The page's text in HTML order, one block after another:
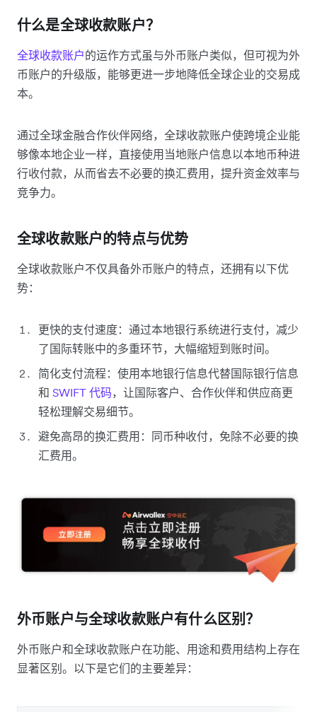
什么是全球收款账户？
全球收款账户的运作方式虽与外币账户类似，但可视为外
币账户的升级版，能够更进一步地降低全球企业的交易成
本。
通过全球金融合作伙伴网络，全球收款账户使跨境企业能
够像本地企业一样，直接使用当地账户信息以本地币种进
行收付款，从而省去不必要的换汇费用，提升资金效率与
竞争力。
全球收款账户的特点与优势
全球收款账户不仅具备外币账户的特点，还拥有以下优
势：
更快的支付速度：通过本地银行系统进行支付，减少
了国际转账中的多重环节，大幅缩短到账时间。
简化支付流程：使用本地银行信息代替国际银行信息
和 SWIFT 代码，让国际客户、合作伙伴和供应商更
轻松理解交易细节。
避免高昂的换汇费用：同币种收付，免除不必要的换
汇费用。
外币账户与全球收款账户有什么区别？
外币账户和全球收款账户在功能、用途和费用结构上存在
显著区别。以下是它们的主要差异：